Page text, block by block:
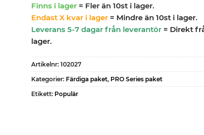
Finns i lager = Fler än 10st i lager.
Endast X kvar i lager = Mindre än 10st i lager.
Leverans 5-7 dagar från leverantör= Direkt
lager.
Artikelnr: 102027
Kategorier: Färdiga paket, PRO Series paket
Etikett: Populär